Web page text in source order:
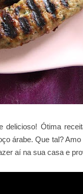
delicioso! Ótima
árabe. Que tal?
aí na sua casa e